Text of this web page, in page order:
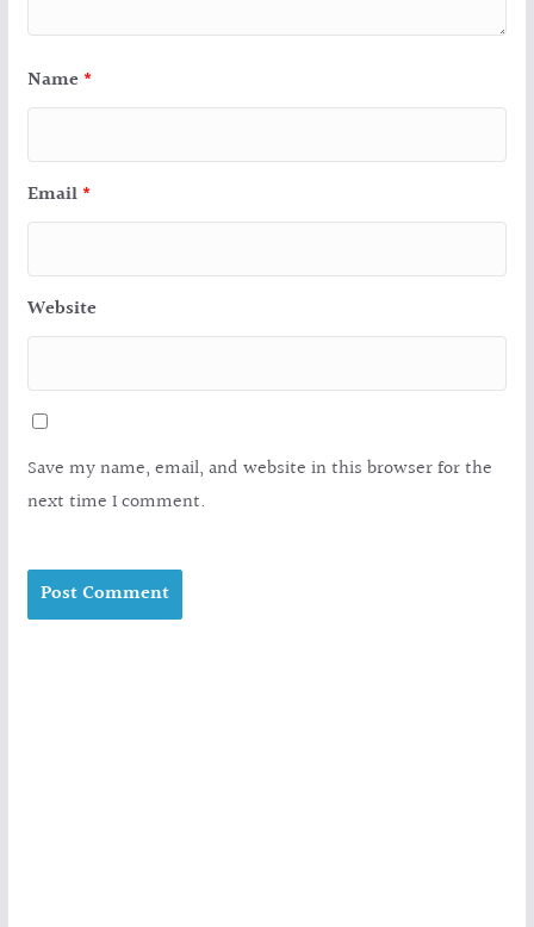
Name *
Email *
Website
Save my name, email, and website in this browser for the
next time I comment.